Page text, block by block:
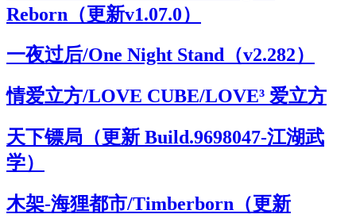
Reborn（更新v1.07.0）
一夜过后/One Night Stand（v2.282）
情爱立方/LOVE CUBE/LOVE³ 爱立方
天下镖局（更新 Build.9698047-江湖武
学）
木架-海狸都市/Timberborn（更新